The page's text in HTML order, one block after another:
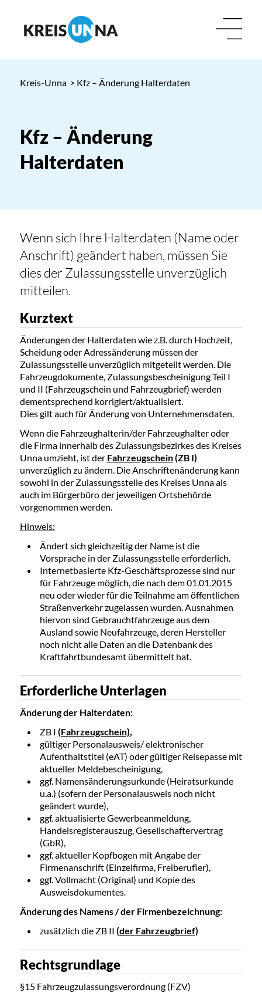
Kreis-Unna > Kfz – Änderung Halterdaten
Kfz – Änderung
Halterdaten
Wenn sich Ihre Halterdaten (Name oder
Anschrift) geändert haben, müssen Sie
dies der Zulassungsstelle unverzüglich
mitteilen.
Kurztext
Änderungen der Halterdaten wie z.B. durch Hochzeit,
Scheidung oder Adressänderung müssen der
Zulassungsstelle unverzüglich mitgeteilt werden. Die
Fahrzeugdokumente, Zulassungsbescheinigung Teil I
und II (Fahrzeugschein und Fahrzeugbrief) werden
dementsprechend korrigiert/aktualisiert.
Dies gilt auch für Änderung von Unternehmensdaten.
Wenn die Fahrzeughalterin/der Fahrzeughalter oder
die Firma innerhalb des Zulassungsbezirkes des Kreises
Unna umzieht, ist der Fahrzeugschein(ZB I)
unverzüglich zu ändern. Die Anschriftenänderung kann
sowohl in der Zulassungsstelle des Kreises Unna als
auch im Bürgerbüro der jeweiligen Ortsbehörde
vorgenommen werden.
Hinweis:
Ändert sich gleichzeitig der Name ist die
Vorsprache in der Zulassungsstelle erforderlich.
Internetbasierte Kfz-Geschäftsprozesse sind nur
für Fahrzeuge möglich, die nach dem 01.01.2015
neu oder wieder für die Teilnahme am öffentlichen
Straßenverkehr zugelassen wurden. Ausnahmen
hiervon sind Gebrauchtfahrzeuge aus dem
Ausland sowie Neufahrzeuge, deren Hersteller
noch nicht alle Daten an die Datenbank des
Kraftfahrtbundesamt übermittelt hat.
Erforderliche Unterlagen
Änderung der Halterdaten:
ZB I (Fahrzeugschein)
gültiger Personalausweis/ elektronischer
Aufenthaltstitel (eAT) oder gültiger Reisepasse mit
aktueller Meldebescheinigung,
ggf. Namensänderungsurkunde (Heiratsurkunde
u.a.) (sofern der Personalausweis noch nicht
geändert wurde),
ggf. aktualisierte Gewerbeanmeldung,
Handelsregisterauszug, Gesellschaftervertrag
(GbR),
ggf. aktueller Kopfbogen mit Angabe der
Firmenanschrift (Einzelfirma, Freiberufler),
ggf. Vollmacht (Original) und Kopie des
Ausweisdokumentes.
Änderung des Namens / der Firmenbezeichnung:
zusätzlich die ZB II (der Fahrzeugbrief)
Rechtsgrundlage
§15 Fahrzeugzulassungsverordnung (FZV)